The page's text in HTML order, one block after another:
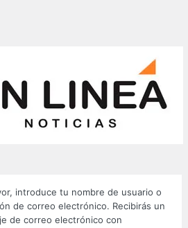
introduce tu nombre de usuario o
de correo electrónico. Recibirás un
de correo electrónico con